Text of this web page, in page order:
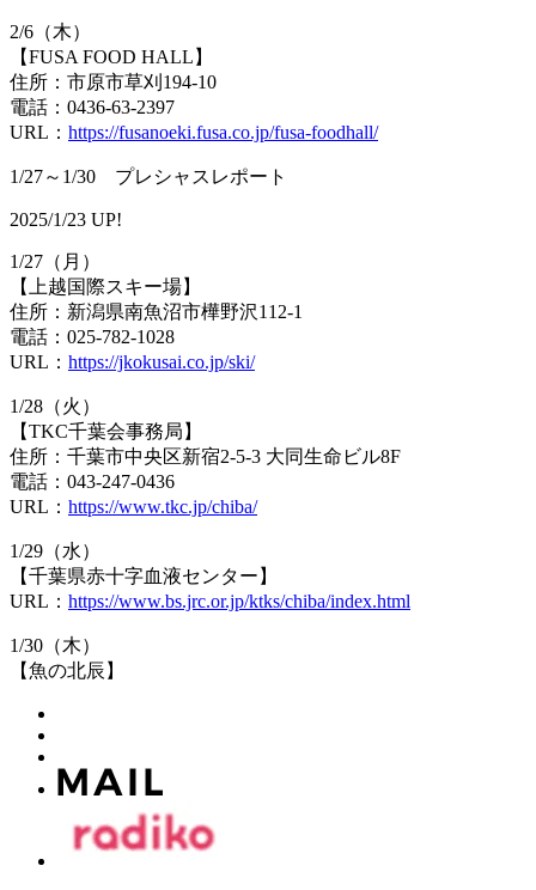
2/6（木）
【FUSA FOOD HALL】
住所：市原市草刈194-10
電話：0436-63-2397
URL： https://fusanoeki.fusa.co.jp/fusa-foodhall/
1/27～1/30 プレシャスレポート
2025/1/23 UP!
1/27（月）
【上越国際スキー場】
住所：新潟県南魚沼市樺野沢112-1
電話：025-782-1028
URL： https://jkokusai.co.jp/ski/
1/28（火）
【TKC千葉会事務局】
住所：千葉市中央区新宿2-5-3 大同生命ビル8F
電話：043-247-0436
URL： https://www.tkc.jp/chiba/
1/29（水）
【千葉県赤十字血液センター】
URL： https://www.bs.jrc.or.jp/ktks/chiba/index.html
1/30（木）
【魚の北辰】